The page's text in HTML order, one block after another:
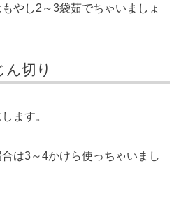
やし2～3袋茹でちゃいましょ
切り
ます。
は3～4かけら使っちゃいまし